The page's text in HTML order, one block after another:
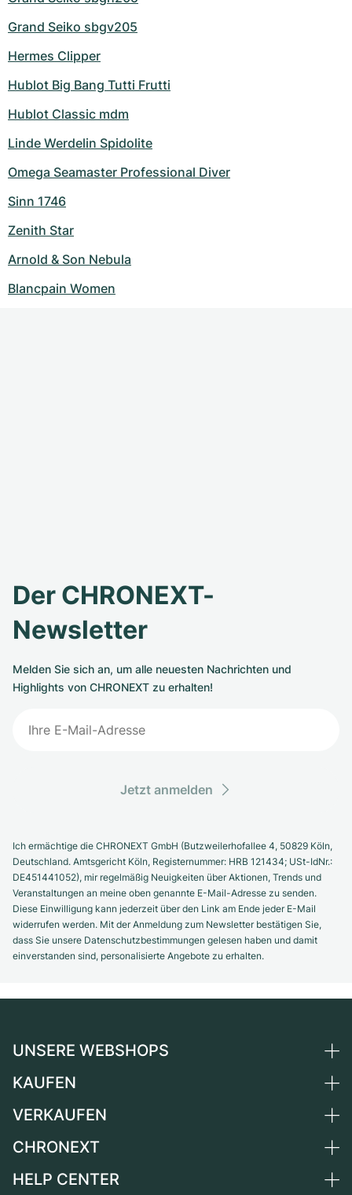
Grand Seiko sbgv205
Hermes Clipper
Hublot Big Bang Tutti Frutti
Hublot Classic mdm
Linde Werdelin Spidolite
Omega Seamaster Professional Diver
Sinn 1746
Zenith Star
Arnold & Son Nebula
Blancpain Women
Der CHRONEXT-
Newsletter
Melden Sie sich an, um alle neuesten Nachrichten und
Highlights von CHRONEXT zu erhalten!
Jetzt anmelden
Ich ermächtige die CHRONEXT GmbH (Butzweilerhofallee 4, 50829 Köln,
Deutschland. Amtsgericht Köln, Registernummer: HRB 121434; USt-IdNr.:
DE451441052), mir regelmäßig Neuigkeiten über Aktionen, Trends und
Veranstaltungen an meine oben genannte E-Mail-Adresse zu senden.
Diese Einwilligung kann jederzeit über den Link am Ende jeder E-Mail
widerrufen werden. Mit der Anmeldung zum Newsletter bestätigen Sie,
dass Sie unsere Datenschutzbestimmungen gelesen haben und damit
einverstanden sind, personalisierte Angebote zu erhalten.
UNSERE WEBSHOPS
Deutschland
Schweiz
Frankreich
KAUFEN
Alle Luxusuhren
Independent Brands
VERKAUFEN
Uhr verkaufen
CHRONEXT
Über uns
HELP CENTER